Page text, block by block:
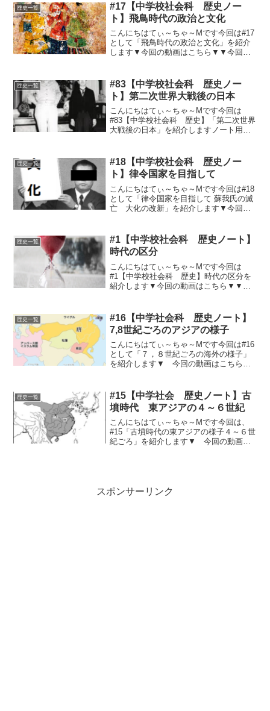
歴史一覧
#17【中学校社会科 歴史ノー
ト】飛鳥時代の政治と文化
こんにちはてぃ～ちゃ～Mです今回は#17
として「飛鳥時代の政治と文化」を紹介
します▼今回の動画はこちら▼▼今回の
部氏（大連）× 聖徳太子（厩戸皇子
（うまやどのおうじ...
歴史一覧
#83【中学校社会科 歴史ノー
ト】第二次世界大戦後の日本
こんにちはてぃ～ちゃ～Mです今回は
#83【中学校社会科 歴史】「第二次世界
大戦後の日本」を紹介しますノート用ま
など・日本の主権は本州、九州、四国、
北海道のみ連合国軍総司...
歴史一覧
#18【中学校社会科 歴史ノー
ト】律令国家を目指して
こんにちはてぃ～ちゃ～Mです今回は#18
として「律令国家を目指して 蘇我氏の滅
亡 大化の改新」を紹介します▼今回の
新 乙巳の変にて蘇我氏の滅亡。中
大兄皇子と中臣鎌足大化...
歴史一覧
#1【中学校社会科 歴史ノート】
時代の区分
こんにちはてぃ～ちゃ～Mです今回は
#1【中学校社会科 歴史】時代の区分を
紹介します▼今回の動画はこちら▼▼今
近代、現代②西暦 キリストが生まれ
たとされる年からスタート...
歴史一覧
#16【中学社会科 歴史ノート】
7,8世紀ごろのアジアの様子
こんにちはてぃ～ちゃ～Mです今回は#16
として「７，８世紀ごろの海外の様子」
を紹介します▼ 今回の動画はこちら
子 隋（ズイ）→唐（トウ）。
首都：長安↔シルクロー...
歴史一覧
#15【中学社会 歴史ノート】古
墳時代 東アジアの４～６世紀
こんにちはてぃ～ちゃ～Mです今回は、
#15「古墳時代の東アジアの様子４～６世
紀ごろ」を紹介します▼ 今回の動画は
スポンサーリンク